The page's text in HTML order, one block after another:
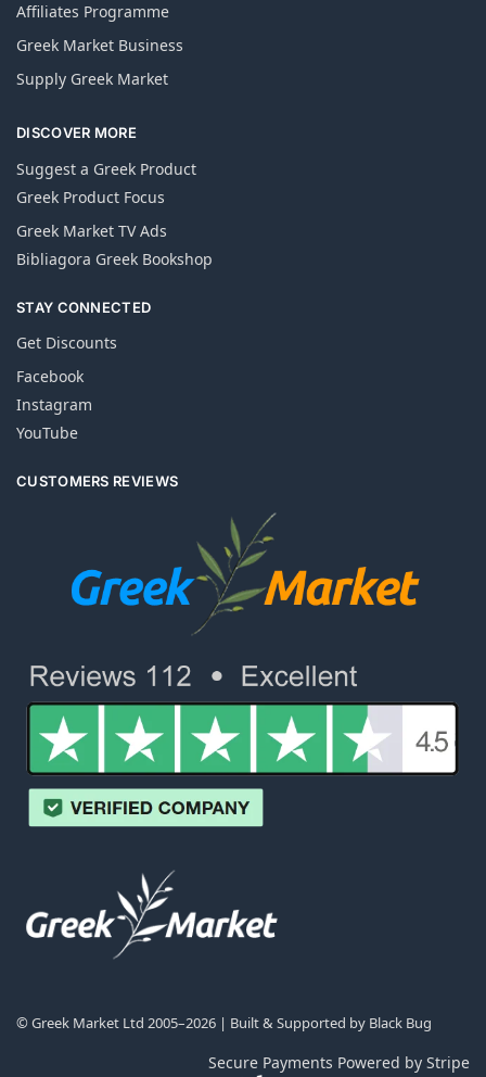
Affiliates Programme
Greek Market Business
Supply Greek Market
DISCOVER MORE
Suggest a Greek Product
Greek Product Focus
Greek Market TV Ads
Bibliagora Greek Bookshop
STAY CONNECTED
Get Discounts
Facebook
Instagram
YouTube
CUSTOMERS REVIEWS
© Greek Market Ltd 2005–2026 | Built & Supported by Black Bug
Secure Payments Powered by Stripe